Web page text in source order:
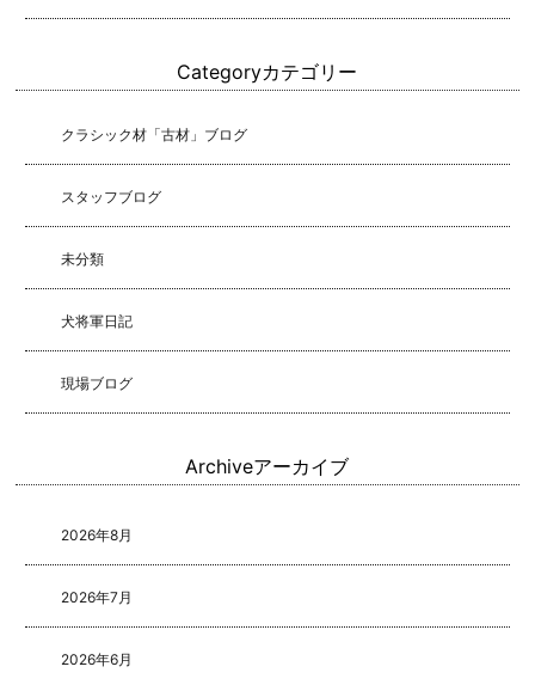
Categoryカテゴリー
クラシック材「古材」ブログ
スタッフブログ
未分類
犬将軍日記
現場ブログ
Archiveアーカイブ
2026年8月
2026年7月
2026年6月